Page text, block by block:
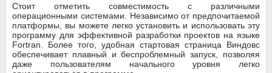
Стоит отметить совместимость с различными
операционными системами. Независимо от предпочитаемой
платформы, вы можете легко установить и использовать эту
программу для эффективной разработки проектов на языке
Fortran. Более того, удобная стартовая страница Виндовс
обеспечивает плавный и беспроблемный запуск, позволяя
даже пользователям начального уровня легко